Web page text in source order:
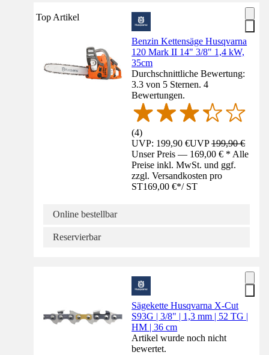
Top Artikel
Benzin Kettensäge Husqvarna
120 Mark II 14" 3/8" 1,4 kW,
35cm
Durchschnittliche Bewertung:
3.3 von 5 Sternen. 4
Bewertungen.
(4)
UVP: 199,90 €UVP199,90 €
Unser Preis — 169,00 € * Alle
Preise inkl. MwSt. und ggf.
zzgl. Versandkosten pro
ST169,00 €*/ ST
Online bestellbar
Reservierbar
Sägekette Husqvarna X-Cut
S93G | 3/8" | 1,3 mm | 52 TG |
HM | 36 cm
Artikel wurde noch nicht
bewertet.